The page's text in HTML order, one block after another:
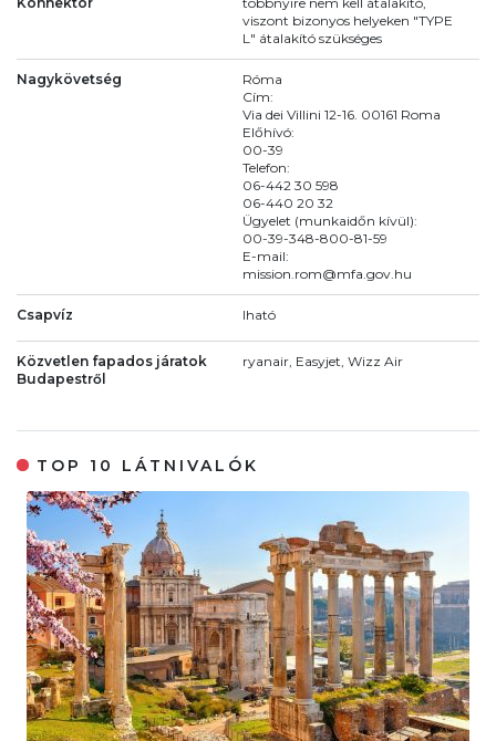
viszont bizonyos helyeken "TYPE
L" átalakító szükséges
Nagykövetség
Róma
Cím:
Via dei Villini 12-16. 00161 Roma
Előhívó:
00-39
Telefon:
06-442 30 598
06-440 20 32
Ügyelet (munkaidőn kívül):
00-39-348-800-81-59
E-mail:
mission.rom@mfa.gov.hu
Csapvíz Iható
Közvetlen fapados járatok
Budapestről
ryanair, Easyjet, Wizz Air
TOP 10 LÁTNIVALÓK